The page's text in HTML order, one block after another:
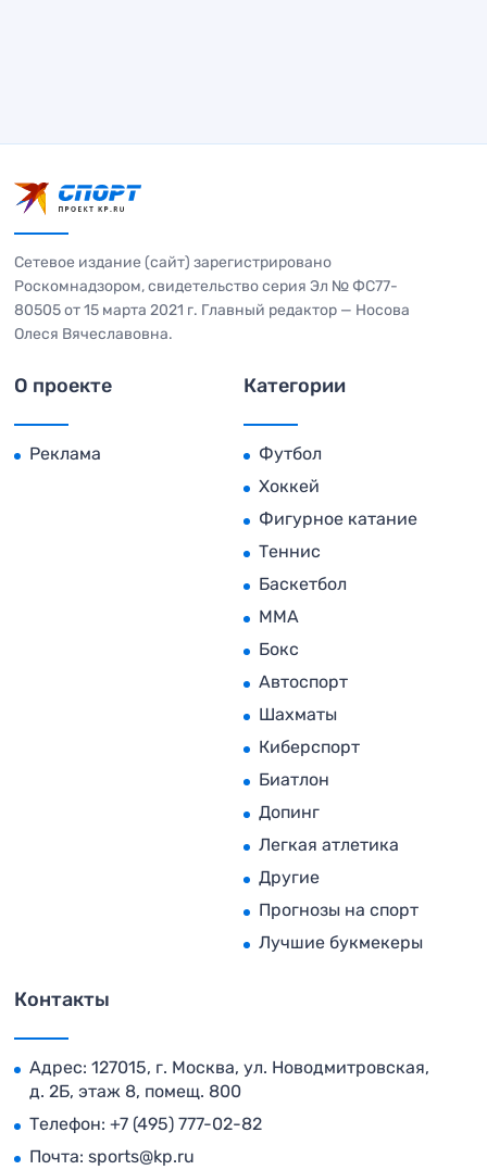
Сетевое издание (сайт) зарегистрировано
Роскомнадзором, свидетельство серия Эл № ФС77-
80505 от 15 марта 2021 г. Главный редактор — Носова
Олеся Вячеславовна.
О проекте
Реклама
Категории
Футбол
Хоккей
Фигурное катание
Теннис
Баскетбол
MMA
Бокс
Автоспорт
Шахматы
Киберспорт
Биатлон
Допинг
Легкая атлетика
Другие
Прогнозы на спорт
Лучшие букмекеры
Контакты
Адрес: 127015, г. Москва, ул. Новодмитровская,
д. 2Б, этаж 8, помещ. 800
Телефон: +7 (495) 777-02-82
Почта: sports@kp.ru